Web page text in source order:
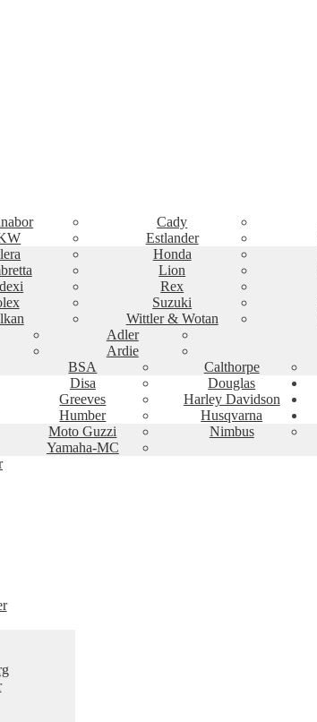
Cady
Estlander
Honda
Lion
Rex
Suzuki
Wittler & Wotan
Adler
Ardie
BSA
Calthorpe
Disa
Douglas
Greeves
Harley Davidson
Humber
Husqvarna
Moto Guzzi
Nimbus
Yamaha-MC